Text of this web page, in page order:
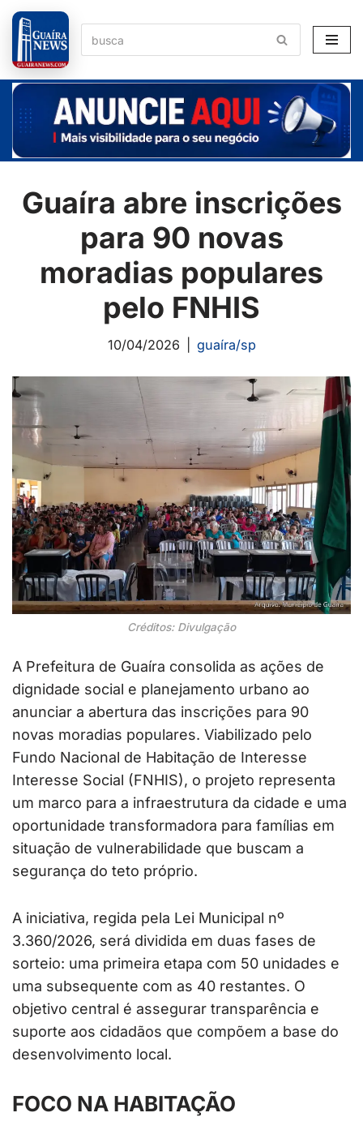
Pular
para
o
conteúdo
Guaíra abre inscrições
para 90 novas
moradias populares
pelo FNHIS
10/04/2026 guaíra/sp
Créditos: Divulgação
A Prefeitura de Guaíra consolida as ações de
dignidade social e planejamento urbano ao
anunciar a abertura das inscrições para 90
novas moradias populares. Viabilizado pelo
Fundo Nacional de Habitação de Interesse
Interesse Social (FNHIS), o projeto representa
um marco para a infraestrutura da cidade e uma
oportunidade transformadora para famílias em
situação de vulnerabilidade que buscam a
segurança do teto próprio.
A iniciativa, regida pela Lei Municipal nº
3.360/2026, será dividida em duas fases de
sorteio: uma primeira etapa com 50 unidades e
uma subsequente com as 40 restantes. O
objetivo central é assegurar transparência e
suporte aos cidadãos que compõem a base do
desenvolvimento local.
FOCO NA HABITAÇÃO